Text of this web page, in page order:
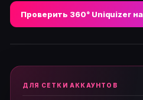
Проверить 360° Uniquizer
ДЛЯ СЕТКИ АККАУНТОВ